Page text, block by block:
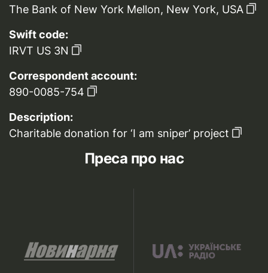
The Bank of New York Mellon, New York, USA
Swift code:
IRVT US 3N
Correspondent account:
890-0085-754
Description:
Charitable donation for ‘I am sniper’ project
Преса про нас